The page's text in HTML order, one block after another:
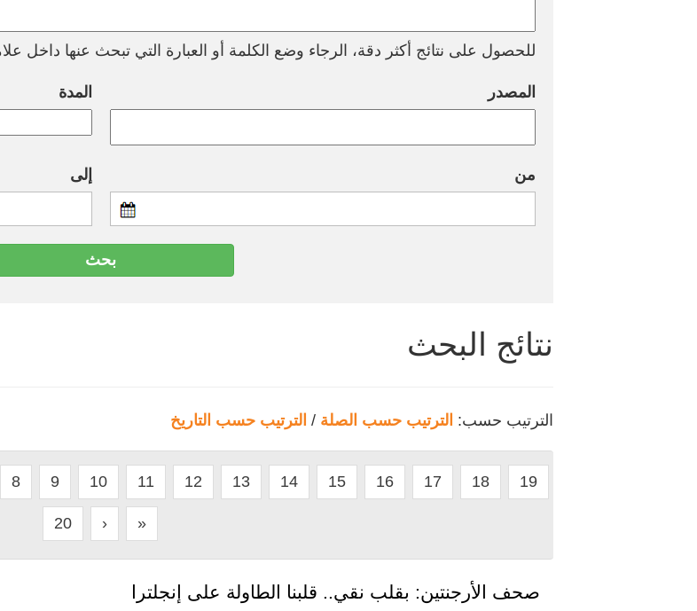
للحصول على نتائج أكثر دقة، الرجاء وضع الكلمة أو العبارة التي تبحث عنها داخل
المصدر المدة
من إلى
نتائج البحث
الترتيب حسب: الترتيب حسب الصلة / الترتيب حسب التاريخ
8 9 10 11 12 13 14 15 16 17 18 19
20 › »
صحف الأرجنتين: بقلب نقي.. قلبنا الطاولة على إنجلترا